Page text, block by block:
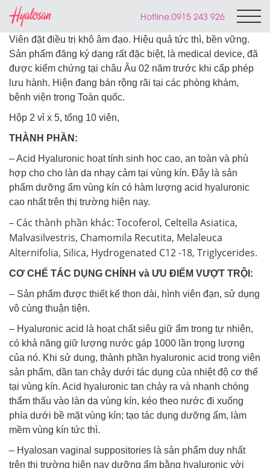
Hotline:0915 243 926
Viên đặt điều trị khô âm đạo. Hiệu quả tức thì, bền vững.
Sản phẩm đăng ký dạng rất đặc biệt, là medical device, đã
được kiểm chứng tại châu Âu 02 năm trước khi cấp phép
lưu hành. Hiện đang bán rộng rãi tại các phòng khám,
bệnh viện trong Toàn quốc.
Hộp 2 vỉ x 5, tổng 10 viên,
THÀNH PHẦN:
– Acid Hyaluronic hoạt tính sinh học cao, an toàn và phù
hợp cho cho làn da nhạy cảm tại vùng kín. Đây là sản
phẩm dưỡng ẩm vùng kín có hàm lượng acid hyaluronic
cao nhất trên thị trường hiện nay.
– Các thành phần khác: Tocoferol, Celtella Asiatica,
Malvasilvestris, Chamomila Recutita, Melaleuca
Alternifolia, Silica, Hydrogenated C12 -18, Triglycerides.
CƠ CHẾ TÁC DỤNG CHÍNH và ƯU ĐIỂM VƯỢT TRỘI:
– Sản phẩm được thiết kế thon dài, hình viên đạn, sử dụng
vô cùng thuận tiện.
– Hyaluronic acid là hoạt chất siêu giữ ẩm trong tự nhiên,
có khả năng giữ lượng nước gáp 1000 lần trọng lượng
của nó. Khi sử dụng, thành phần hyaluronic acid trong viên
sản phẩm, dần tan chảy dưới tác dụng của nhiệt độ cơ thể
tại vùng kín. Acid hyaluronic tan chảy ra và nhanh chóng
thẩm thấu vào làn da vùng kín, kéo theo nước đi xuống
phía dưới bề mặt vùng kín; tạo tác dụng dưỡng ẩm, làm
mềm vùng kín tức thì.
– Hyalosan vaginal suppositories là sản phẩm duy nhất
trên thị trường hiện nay dưỡng ẩm bằng hyaluronic vời